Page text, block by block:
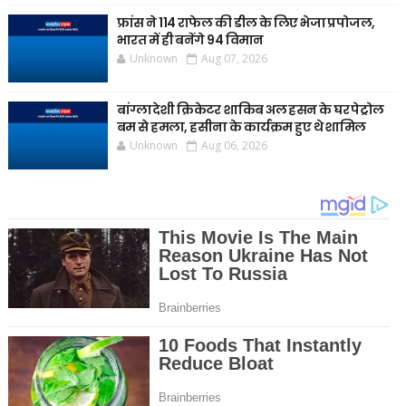
फ्रांस ने 114 राफेल की डील के लिए भेजा प्रपोजल,
भारत में ही बनेंगे 94 विमान
Unknown Aug 07, 2026
बांग्लादेशी क्रिकेटर शाकिब अल हसन के घर पेट्रोल
बम से हमला, हसीना के कार्यक्रम हुए थे शामिल
Unknown Aug 06, 2026